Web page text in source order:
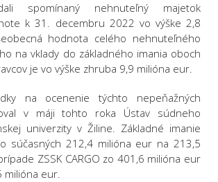
spomínaný nehnuteľný majetok
k 31. decembru 2022 vo výške 2,8
hodnota celého nehnuteľného
na vklady do základného imania oboch
je vo výške zhruba 9,9 milióna eur.
na ocenenie týchto nepeňažných
v máji tohto roka Ústav súdneho
univerzity v Žiline. Základné imanie
súčasných 212,4 milióna eur na 213,5
ZSSK CARGO zo 401,6 milióna eur
milióna eur.